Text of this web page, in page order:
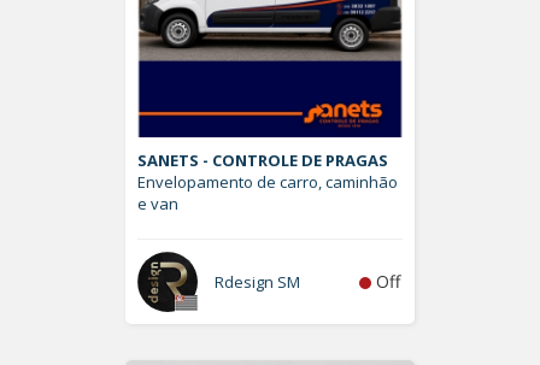
SANETS - CONTROLE DE PRAGAS
Envelopamento de carro, caminhão
e van
Rdesign SM Off